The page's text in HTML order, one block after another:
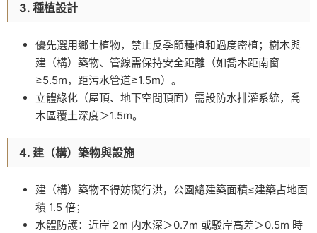
3. 種植設計
優先選用鄉土植物，禁止反季節種植和過度密植；樹木與
建（構）築物、管線需保持安全距離（如喬木距南窗
≥5.5m，距污水管道≥1.5m）。
立體綠化（屋頂、地下空間頂面）需設防水排灌系統，喬
木區覆土深度＞1.5m。
4. 建（構）築物與設施
建（構）築物不得妨礙行洪，公園總建築面積≤建築占地面
積 1.5 倍；
水體防護：近岸 2m 内水深＞0.7m 或駁岸高差＞0.5m 時